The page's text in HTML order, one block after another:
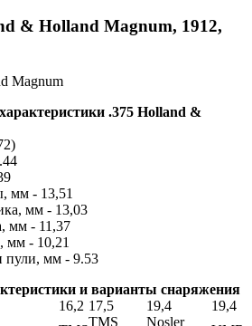
& Holland Magnum, 1912,
.375 Holland &
мм - 13,51
мм - 13,03
мм - 11,37
мм - 10,21
пули, мм - 9.53
и варианты снаряжения
16,2 17,5 19,4
19,4
TMS
Nosler